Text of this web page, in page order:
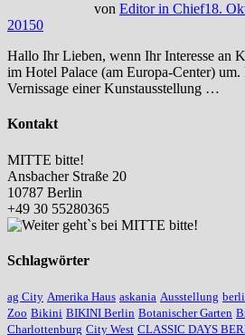
von Editor in Chief18.
20150
Hallo Ihr Lieben, wenn Ihr Interesse an
im Hotel Palace (am Europa-Center)
Vernissage einer Kunstausstellung …
Kontakt
MITTE bitte!
Ansbacher Straße 20
10787 Berlin
+49 30 55280365
Schlagwörter
ag City Amerika Haus askania Ausstellung
Zoo Bikini BIKINI Berlin Botanischer Garten
Charlottenburg City West CLASSIC DAYS